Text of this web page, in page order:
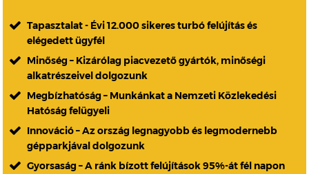
Tapasztalat - Évi 12.000 sikeres turbó felújítás és
elégedett ügyfél
Minőség – Kizárólag piacvezető gyártók, minőségi
alkatrészeivel dolgozunk
Megbízhatóság – Munkánkat a Nemzeti Közlekedési
Hatóság felügyeli
Innováció – Az ország legnagyobb és legmodernebb
gépparkjával dolgozunk
Gyorsaság – A ránk bízott felújítások 95%-át fél napon